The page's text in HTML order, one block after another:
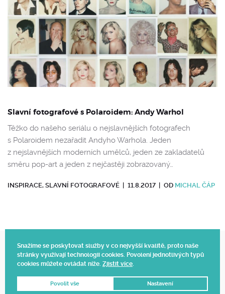
Snažíme se poskytovat služby v co nejvyšší kvalitě, proto naše
stránky využívají technologii cookies. Povolení jednotlivých typů
cookies můžete ovládat níže. Zjistit více.
Povolit vše Nastavení
Slavní fotografové s Polaroidem: Andy Warhol
Těžko do našeho seriálu o nejslavnějších fotografech
s Polaroidem nezařadit Andyho Warhola. Jeden
z nejslavnějších moderních umělců, jeden ze zakladatelů
směru pop-art a jeden z nejčastěji zobrazovaný…
INSPIRACE, SLAVNÍ FOTOGRAFOVÉ 11.8.2017 OD MICHAL ČÁP
Web vytvořil Polagraph
© 2025.